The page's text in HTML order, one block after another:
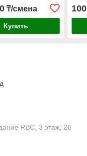
₸/смена
Купить
RBC, 3 этаж, 26